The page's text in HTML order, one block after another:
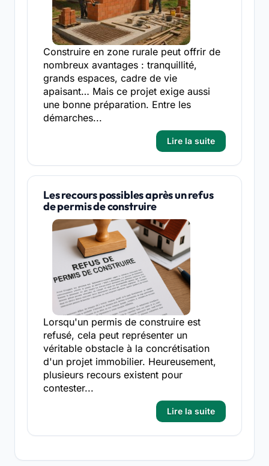
Construire en zone rurale peut offrir de
nombreux avantages : tranquillité,
grands espaces, cadre de vie
apaisant… Mais ce projet exige aussi
une bonne préparation. Entre les
démarches...
Lire la suite
Les recours possibles après un refus
de permis de construire
Lorsqu'un permis de construire est
refusé, cela peut représenter un
véritable obstacle à la concrétisation
d'un projet immobilier. Heureusement,
plusieurs recours existent pour
contester...
Lire la suite